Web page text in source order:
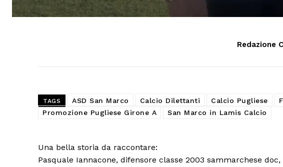
Redazione
TAGS ASD San Marco Calcio Dilettanti Calcio Pugliese
Promozione Pugliese Girone A
San Marco in Lamis Calcio
Una bella storia da raccontare:
Pasquale Iannacone, difensore classe 2003 sammarchese doc,